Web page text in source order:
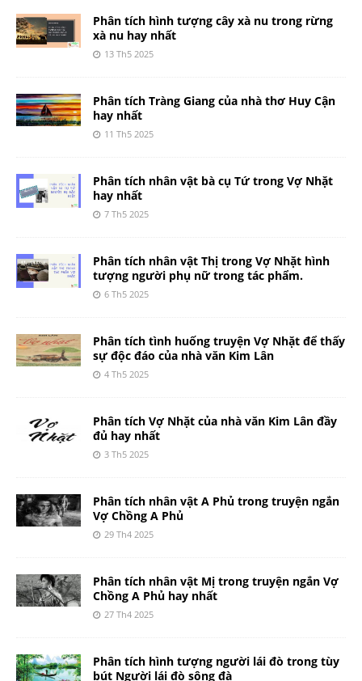
Phân tích hình tượng cây xà nu trong rừng
xà nu hay nhất
13 Th5 2025
Phân tích Tràng Giang của nhà thơ Huy Cận
hay nhất
11 Th5 2025
Phân tích nhân vật bà cụ Tứ trong Vợ Nhặt
hay nhất
7 Th5 2025
Phân tích nhân vật Thị trong Vợ Nhặt hình
tượng người phụ nữ trong tác phẩm.
6 Th5 2025
Phân tích tình huống truyện Vợ Nhặt để thấy
sự độc đáo của nhà văn Kim Lân
4 Th5 2025
Phân tích Vợ Nhặt của nhà văn Kim Lân đầy
đủ hay nhất
3 Th5 2025
Phân tích nhân vật A Phủ trong truyện ngắn
Vợ Chồng A Phủ
29 Th4 2025
Phân tích nhân vật Mị trong truyện ngắn Vợ
Chồng A Phủ hay nhất
27 Th4 2025
Phân tích hình tượng người lái đò trong tùy
bút Người lái đò sông đà